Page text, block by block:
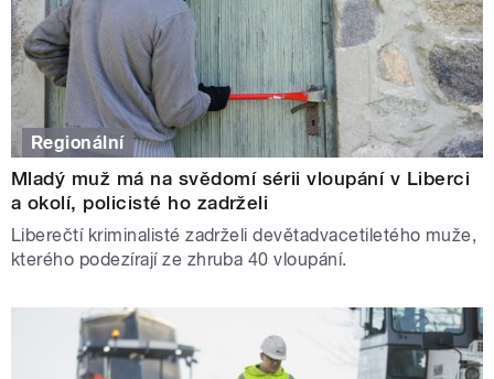
Regionální
Mladý muž má na svědomí sérii vloupání v Liberci
a okolí, policisté ho zadrželi
Liberečtí kriminalisté zadrželi devětadvacetiletého muže,
kterého podezírají ze zhruba 40 vloupání.